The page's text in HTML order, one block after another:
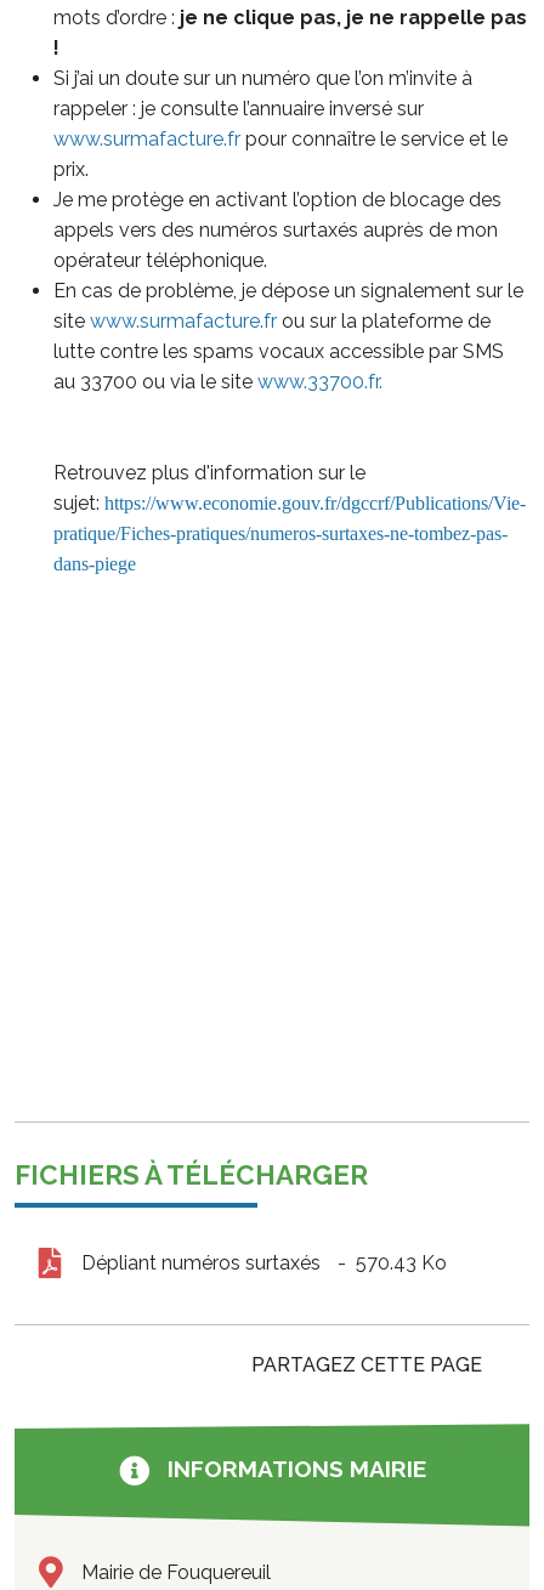
mots d’ordre : je ne clique pas, je ne rappelle pas
!
Si j’ai un doute sur un numéro que l’on m’invite à
rappeler : je consulte l’annuaire inversé sur
www.surmafacture.fr pour connaître le service et le
prix.
Je me protège en activant l’option de blocage des
appels vers des numéros surtaxés auprès de mon
opérateur téléphonique.
En cas de problème, je dépose un signalement sur le
site www.surmafacture.fr ou sur la plateforme de
lutte contre les spams vocaux accessible par SMS
au 33700 ou via le site www.33700.fr.
Retrouvez plus d'information sur le
sujet: https://www.economie.gouv.fr/dgccrf/Publications/Vie-
pratique/Fiches-pratiques/numeros-surtaxes-ne-tombez-pas-
dans-piege
FICHIERS À TÉLÉCHARGER
Dépliant numéros surtaxés 570.43 Ko
PARTAGEZ CETTE PAGE
INFORMATIONS MAIRIE
Mairie de Fouquereuil